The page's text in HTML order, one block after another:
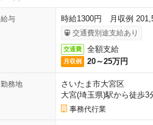
給与 時給1300円 月収例
交通費別途支給あり
交通費 全額支給
月収例 20～25万円
勤務地
さいたま市大宮区
大宮(埼玉県)駅から徒歩3
事務代行業